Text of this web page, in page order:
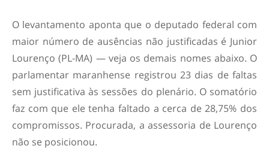
O levantamento aponta que o deputado federal com
maior número de ausências não justificadas é Junior
Lourenço (PL-MA) — veja os demais nomes abaixo. O
parlamentar maranhense registrou 23 dias de faltas
sem justificativa às sessões do plenário. O somatório
faz com que ele tenha faltado a cerca de 28,75% dos
compromissos. Procurada, a assessoria de Lourenço
não se posicionou.